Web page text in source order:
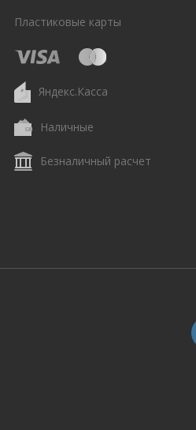
Пластиковые карты
Яндекс.Касса
Наличные
Безналичный расчет